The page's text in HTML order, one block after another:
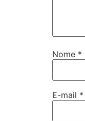
Nome *
E-mail *